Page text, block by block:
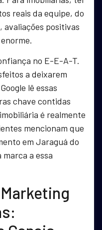
reais da equipe, do
positivas
no E-E-A-T.
a deixarem
lê essas
chave contidas
é realmente
mencionam que
em Jaraguá do
marca a essa